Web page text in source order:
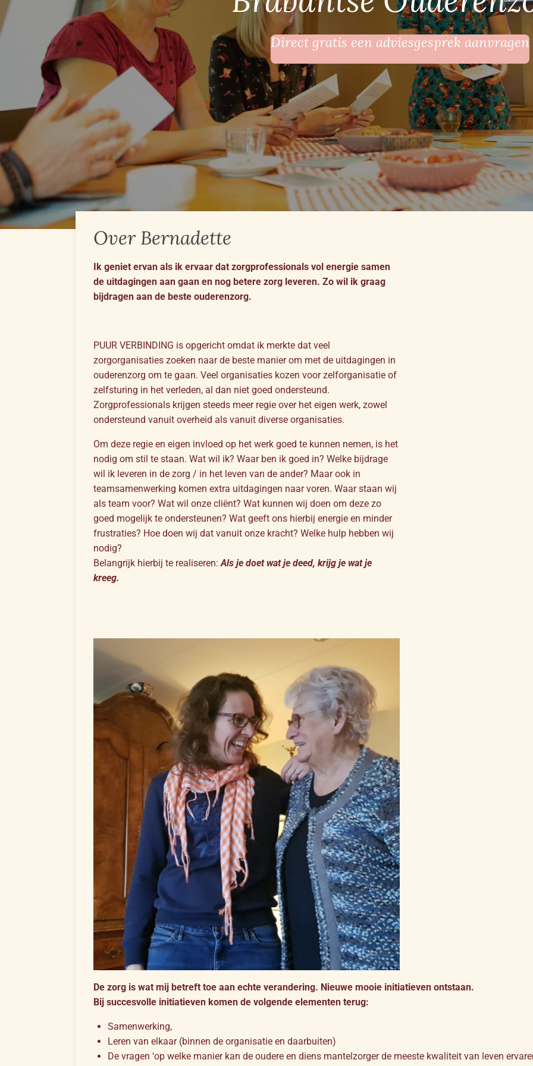
Direct gratis een adviesgesprek aanvragen
Over Bernadette
Ik geniet ervan als ik ervaar dat zorgprofessionals vol energie samen
de uitdagingen aan gaan en nog betere zorg leveren. Zo wil ik graag
bijdragen aan de beste ouderenzorg.
PUUR VERBINDING is opgericht omdat ik merkte dat veel
zorgorganisaties zoeken naar de beste manier om met de uitdagingen in
ouderenzorg om te gaan. Veel organisaties kozen voor zelforganisatie of
zelfsturing in het verleden, al dan niet goed ondersteund.
Zorgprofessionals krijgen steeds meer regie over het eigen werk, zowel
ondersteund vanuit overheid als vanuit diverse organisaties.
Om deze regie en eigen invloed op het werk goed te kunnen nemen, is het
nodig om stil te staan. Wat wil ik? Waar ben ik goed in? Welke bijdrage
wil ik leveren in de zorg / in het leven van de ander? Maar ook in
teamsamenwerking komen extra uitdagingen naar voren. Waar staan wij
als team voor? Wat wil onze cliënt? Wat kunnen wij doen om deze zo
goed mogelijk te ondersteunen? Wat geeft ons hierbij energie en minder
frustraties? Hoe doen wij dat vanuit onze kracht? Welke hulp hebben wij
nodig?
Belangrijk hierbij te realiseren:Als je doet wat je deed, krijg je wat je
kreeg.
De zorg is wat mij betreft toe aan echte verandering. Nieuwe mooie initiatieven ontstaan.
Bij succesvolle initiatieven komen de volgende elementen terug:
Samenwerking,
Leren van elkaar (binnen de organisatie en daarbuiten)
De vragen ‘op welke manier kan de oudere en diens mantelzorger de meeste kwaliteit van leven